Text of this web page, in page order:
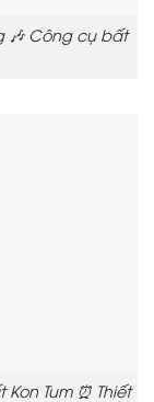
🎶 Công cụ bất
Tum ⏰ Thiết